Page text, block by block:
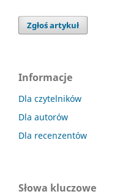
Zgłoś artykuł
Informacje
Dla czytelników
Dla autorów
Dla recenzentów
Słowa kluczowe